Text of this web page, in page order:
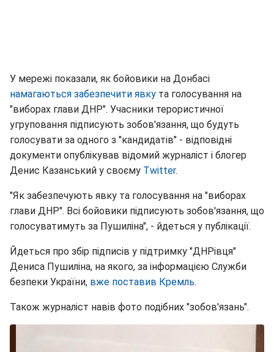
У мережі показали, як бойовики на Донбасі
намагаються забезпечити явку та голосування на
"виборах глави ДНР". Учасники терористичної
угруповання підписують зобов'язання, що будуть
голосувати за одного з "кандидатів" - відповідні
документи опублікував відомий журналіст і блогер
Денис Казанський у своєму Twitter.
"Як забезпечують явку та голосування на "виборах
глави ДНР". Всі бойовики підписують зобов'язання, що
голосуватимуть за Пушиліна", - йдеться у публікації.
Йдеться про збір підписів у підтримку "ДНРівця"
Дениса Пушиліна, на якого, за інформацією Служби
безпеки України, вже поставив Кремль.
Також журналіст навів фото подібних "зобов'язань".